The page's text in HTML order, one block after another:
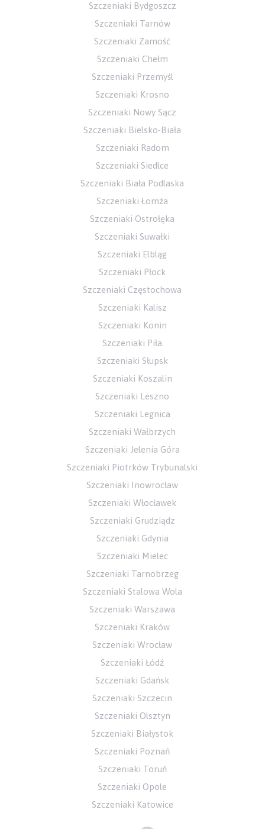
Szczeniaki Bydgoszcz
Szczeniaki Tarnów
Szczeniaki Zamość
Szczeniaki Chełm
Szczeniaki Przemyśl
Szczeniaki Krosno
Szczeniaki Nowy Sącz
Szczeniaki Bielsko-Biała
Szczeniaki Radom
Szczeniaki Siedlce
Szczeniaki Biała Podlaska
Szczeniaki Łomża
Szczeniaki Ostrołęka
Szczeniaki Suwałki
Szczeniaki Elbląg
Szczeniaki Płock
Szczeniaki Częstochowa
Szczeniaki Kalisz
Szczeniaki Konin
Szczeniaki Piła
Szczeniaki Słupsk
Szczeniaki Koszalin
Szczeniaki Leszno
Szczeniaki Legnica
Szczeniaki Wałbrzych
Szczeniaki Jelenia Góra
Szczeniaki Piotrków Trybunalski
Szczeniaki Inowrocław
Szczeniaki Włocławek
Szczeniaki Grudziądz
Szczeniaki Gdynia
Szczeniaki Mielec
Szczeniaki Tarnobrzeg
Szczeniaki Stalowa Wola
Szczeniaki Warszawa
Szczeniaki Kraków
Szczeniaki Wrocław
Szczeniaki Łódź
Szczeniaki Gdańsk
Szczeniaki Szczecin
Szczeniaki Olsztyn
Szczeniaki Białystok
Szczeniaki Poznań
Szczeniaki Toruń
Szczeniaki Opole
Szczeniaki Katowice